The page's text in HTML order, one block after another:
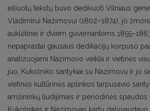
eiliuotų tekstų buvo dedikuoti Vilniaus
Vladimirui Nazimovui (1802–1874), jo
auklėtinei ir dviem guvernantėms
nepaprastai gausaus dedikacijų korpuso
analizuojami Nazimovo veikla ir vietinės
juo, Kukolniko santykiai su Nazimovu ir jo
vietinės kultūrinės aplinkos tarpusavio
amžininkų liudijimais ir periodinės spaudos